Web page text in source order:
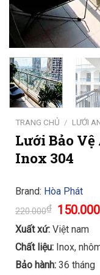
TRANG CHỦ / LƯỚI
Lưới Bảo Vệ
Inox 304
Brand: Hòa Phát
220.000₫ Original
price
was:
220.000₫.
150.000
Xuất xứ: Việt nam
Chất liệu: Inox,
Bảo hành: 36 tháng